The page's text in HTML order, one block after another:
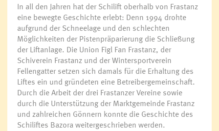
In all den Jahren hat der Schilift oberhalb von Frastanz
eine bewegte Geschichte erlebt: Denn 1994 drohte
aufgrund der Schneelage und den schlechten
Möglichkeiten der Pistenpräparierung die Schließung
der Liftanlage. Die Union Figl Fan Frastanz, der
Schiverein Frastanz und der Wintersportverein
Fellengatter setzen sich damals für die Erhaltung des
Liftes ein und gründeten eine Betreibergemeinschaft.
Durch die Arbeit der drei Frastanzer Vereine sowie
durch die Unterstützung der Marktgemeinde Frastanz
und zahlreichen Gönnern konnte die Geschichte des
Schiliftes Bazora weitergeschrieben werden.